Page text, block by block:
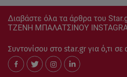
Διαβάστε όλα τα άρθρα του
ΤΖΕΝΗ ΜΠΑΛΑΤΣΙΝΟΥ
Συντονίσου στο star.gr για ό,τι